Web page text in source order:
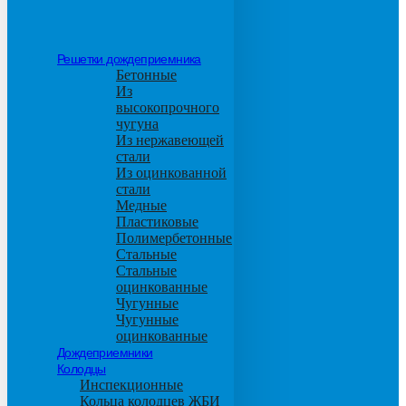
Решетки дождеприемника
Бетонные
Из
высокопрочного
чугуна
Из нержавеющей
стали
Из оцинкованной
стали
Медные
Пластиковые
Полимербетонные
Стальные
Стальные
оцинкованные
Чугунные
Чугунные
оцинкованные
Дождеприемники
Колодцы
Инспекционные
Кольца колодцев ЖБИ